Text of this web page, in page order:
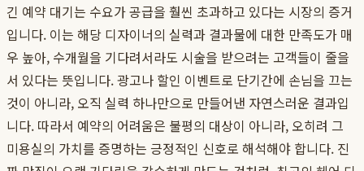
긴 예약 대기는 수요가 공급을 훨씬 초과하고 있다는 시장의 증거
입니다. 이는 해당 디자이너의 실력과 결과물에 대한 만족도가 매
우 높아, 수개월을 기다려서라도 시술을 받으려는 고객들이 줄을
서 있다는 뜻입니다. 광고나 할인 이벤트로 단기간에 손님을 끄는
것이 아니라, 오직 실력 하나만으로 만들어낸 자연스러운 결과입
니다. 따라서 예약의 어려움은 불평의 대상이 아니라, 오히려 그
미용실의 가치를 증명하는 긍정적인 신호로 해석해야 합니다. 진